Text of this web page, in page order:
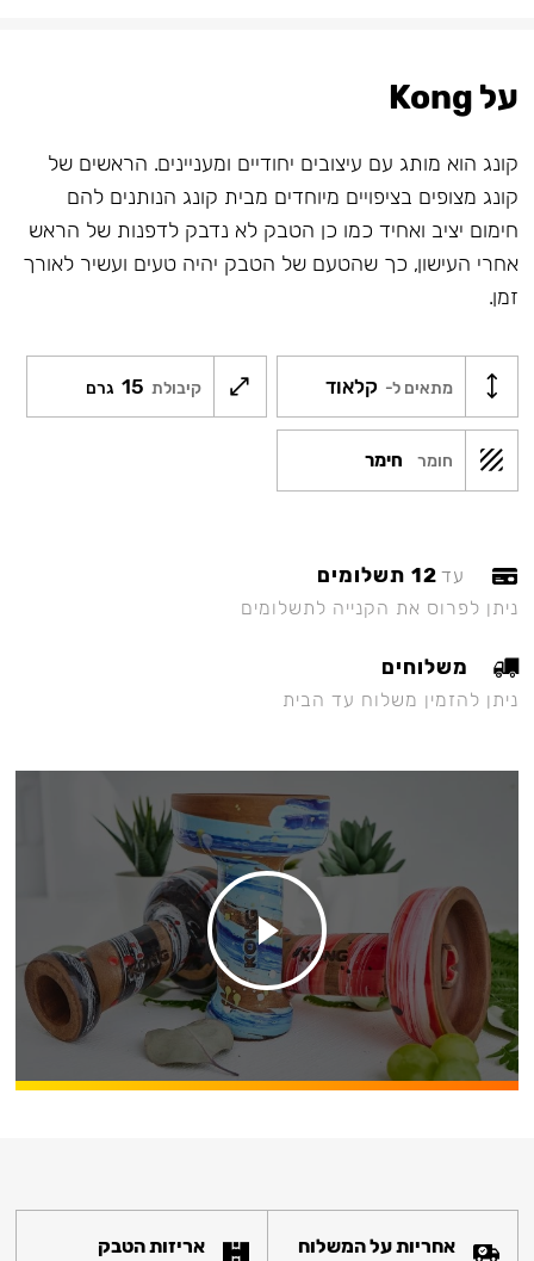
על Kong
קונג הוא מותג עם עיצובים יחודיים ומעניינים. הראשים של
קונג מצופים בציפויים מיוחדים מבית קונג הנותנים להם
חימום יציב ואחיד כמו כן הטבק לא נדבק לדפנות של הראש
אחרי העישון, כך שהטעם של הטבק יהיה טעים ועשיר לאורך
זמן.
מתאים ל- קלאוד קיבולת 15 גרם
חומר חימר
עד 12 תשלומים
ניתן לפרוס את הקנייה לתשלומים
משלוחים
ניתן להזמין משלוח עד הבית
אחריות על המשלוח אריזות הטבק